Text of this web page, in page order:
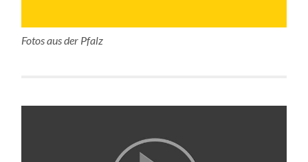
Fotos aus der Pfalz